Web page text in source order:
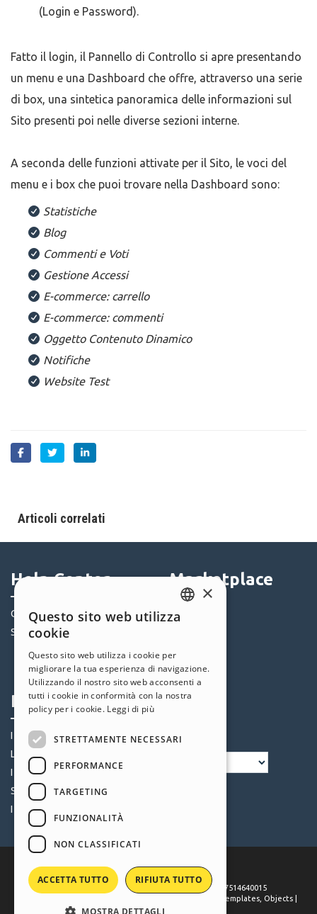
(Login e Password).
Fatto il login, il Pannello di Controllo si apre presentando
un menu e una Dashboard che offre, attraverso una serie
di box, una sintetica panoramica delle informazioni sul
Sito presenti poi nelle diverse sezioni interne.
A seconda delle funzioni attivate per il Sito, le voci del
menu e i box che puoi trovare nella Dashboard sono:
Statistiche
Blog
Commenti e Voti
Gestione Accessi
E-commerce: carrello
E-commerce: commenti
Oggetto Contenuto Dinamico
Notifiche
Website Test
Articoli correlati
Help Center
Community
Siti Utenti
Marketplace
Templates
Offerte
Profilo
I miei post
Le mie Licenze
I miei Download
Spazio Web
I miei Crediti
Seguici
Incomedia. All rights reserved. P.IVA IT07514640015
Templates Objects
Privacy Policy
ENGLISH
GERMAN
SPANISH
POLISH
×
Questo sito web utilizza
cookie
Questo sito web utilizza i cookie per
migliorare la tua esperienza di navigazione.
Utilizzando il nostro sito web acconsenti a
tutti i cookie in conformità con la nostra
policy per i cookie. Leggi di più
STRETTAMENTE NECESSARI
PERFORMANCE
TARGETING
FUNZIONALITÀ
NON CLASSIFICATI
ACCETTA TUTTO RIFIUTA TUTTO
MOSTRA DETTAGLI